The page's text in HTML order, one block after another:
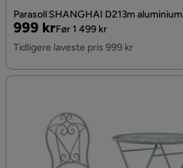
Parasoll SHANGHAI D213m aluminium
Pris
999 kr
Original
Pris
Før 1 499 kr
Tidligere laveste pris 999 kr